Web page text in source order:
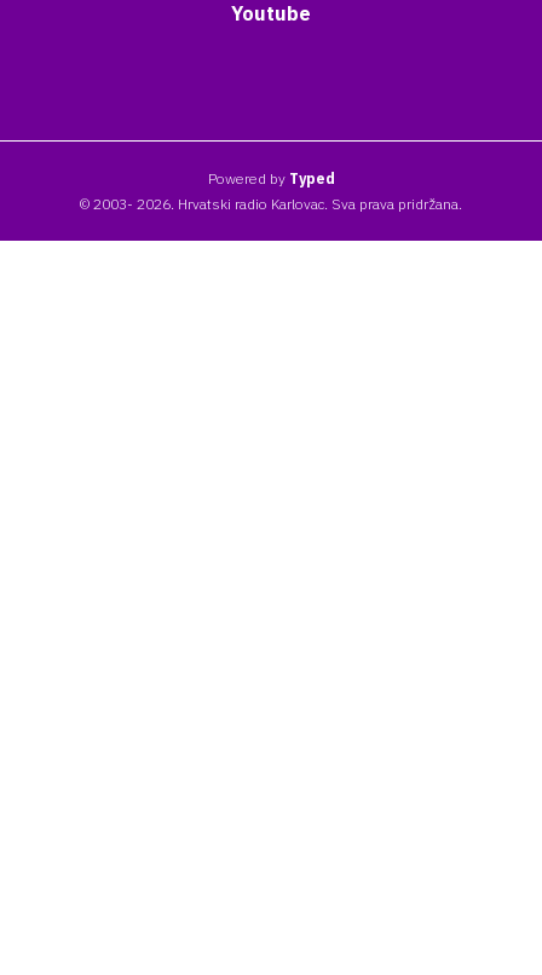
Youtube
Powered by Typed
© 2003- 2026. Hrvatski radio Karlovac. Sva prava pridržana.